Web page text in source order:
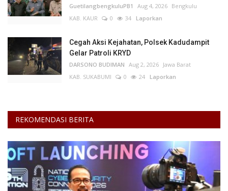
GuetilangbengkuluPB1 Aug 4, 2026 Bengkulu
KAB. KAUR
0 34 Laporkan
Cegah Aksi Kejahatan, Polsek Kadudampit
Gelar Patroli KRYD
DARSONO BUDIMAN Aug 2, 2026 Jawa Barat
KAB. SUKABUMI
0 24 Laporkan
REKOMENDASI BERITA